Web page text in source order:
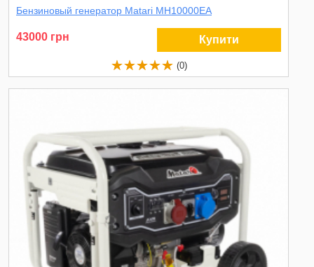
Бензиновый генератор Matari MH10000EA
43000 грн Купити
(0)